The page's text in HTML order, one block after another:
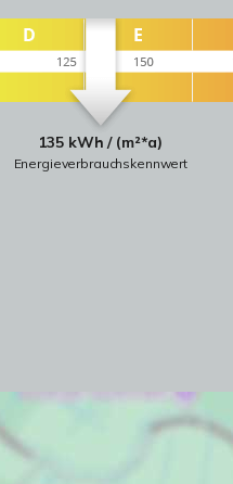
135 kWh / (m²*a)
Energieverbrauchskennwert